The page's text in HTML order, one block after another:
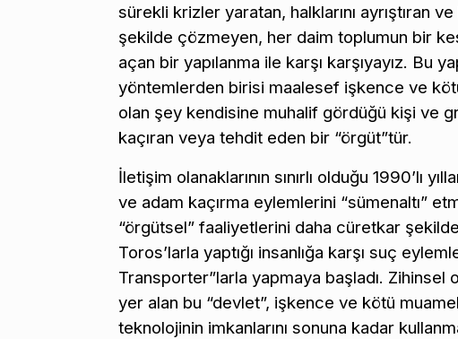
sürekli krizler yaratan, halklarını ayrıştıran
şekilde çözmeyen, her daim toplumun bir
açan bir yapılanma ile karşı karşıyayız. Bu
yöntemlerden birisi maalesef işkence ve
olan şey kendisine muhalif gördüğü kişi ve
kaçıran veya tehdit eden bir “örgüt”tür.
İletişim olanaklarının sınırlı olduğu 1990’lı
ve adam kaçırma eylemlerini “sümenaltı”
“örgütsel” faaliyetlerini daha cüretkar
Toros’larla yaptığı insanlığa karşı suç
Transporter”larla yapmaya başladı. Zihinsel
yer alan bu “devlet”, işkence ve kötü
teknolojinin imkanlarını sonuna kadar